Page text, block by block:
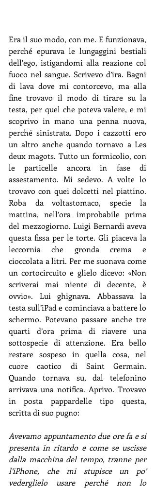
Era il suo modo, con me. E funzionava,
perché epurava le lungaggini bestiali
dell’ego, istigandomi alla reazione col
fuoco nel sangue. Scrivevo d’ira. Bagni
di lava dove mi contorcevo, ma alla
fine trovavo il modo di tirare su la
testa, per quel che poteva valere, e mi
scoprivo in mano una penna nuova,
perché sinistrata. Dopo i cazzotti ero
un altro anche quando tornavo a Les
deux magots. Tutto un formicolio, con
le particelle ancora in fase di
assestamento. Mi sedevo. A volte lo
trovavo con quei dolcetti nel piattino.
Roba da voltastomaco, specie la
mattina, nell’ora improbabile prima
del mezzogiorno. Luigi Bernardi aveva
questa fissa per le torte. Gli piaceva la
leccornia che gronda crema e
cioccolata a litri. Per me suonava come
un cortocircuito e glielo dicevo: «Non
scriverai mai niente di decente, è
ovvio». Lui ghignava. Abbassava la
testa sull’iPad e cominciava a battere lo
schermo. Potevano passare anche tre
quarti d’ora prima di riavere una
sottospecie di attenzione. Era bello
restare sospeso in quella cosa, nel
cuore caotico di Saint Germain.
Quando tornava su, dal telefonino
arrivava una notifica. Aprivo. Trovavo
in posta pappardelle tipo questa,
scritta di suo pugno:
Avevamo appuntamento due ore fa e si
presenta in ritardo e come se uscisse
dalla macchina del tempo, tranne per
l’iPhone, che mi stupisce un po’
vederglielo usare perché non lo